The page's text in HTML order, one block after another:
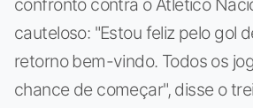
cauteloso: "Estou feliz pelo gol
retorno bem-vindo. Todos os
chance de começar", disse o